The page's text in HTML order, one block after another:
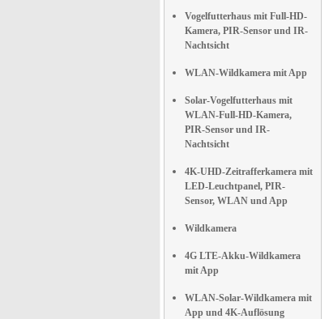
Vogelfutterhaus mit Full-HD-
Kamera, PIR-Sensor und IR-
Nachtsicht
WLAN-Wildkamera mit App
Solar-Vogelfutterhaus mit
WLAN-Full-HD-Kamera,
PIR-Sensor und IR-
Nachtsicht
4K-UHD-Zeitrafferkamera mit
LED-Leuchtpanel, PIR-
Sensor, WLAN und App
Wildkamera
4G LTE-Akku-Wildkamera
mit App
WLAN-Solar-Wildkamera mit
App und 4K-Auflösung